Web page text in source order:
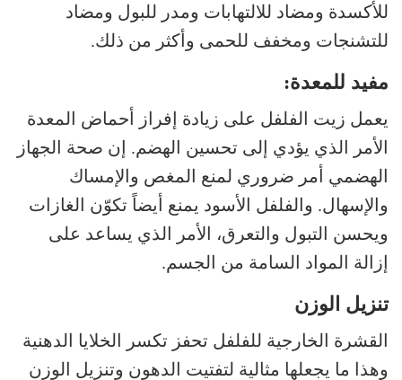
للأكسدة ومضاد للالتهابات ومدر للبول ومضاد
للتشنجات ومخفف للحمى وأكثر من ذلك.
مفيد للمعدة:
يعمل زيت الفلفل على زيادة إفراز أحماض المعدة
الأمر الذي يؤدي إلى تحسين الهضم. إن صحة الجهاز
الهضمي أمر ضروري لمنع المغص والإمساك
والإسهال. والفلفل الأسود يمنع أيضاً تكوّن الغازات
ويحسن التبول والتعرق، الأمر الذي يساعد على
إزالة المواد السامة من الجسم.
تنزيل الوزن
القشرة الخارجية للفلفل تحفز تكسر الخلايا الدهنية
وهذا ما يجعلها مثالية لتفتيت الدهون وتنزيل الوزن